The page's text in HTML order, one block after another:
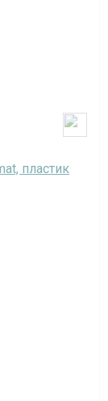
пластик